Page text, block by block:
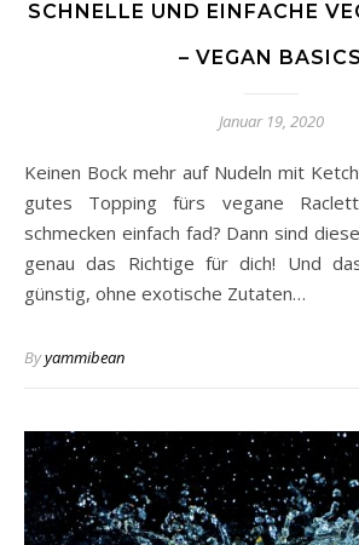
SCHNELLE UND EINFACHE
– VEGAN BASICS
Januar 19, 2020
Keinen Bock mehr auf Nudeln mit Ketchup? Du kennst kein
gutes Topping fürs vegane
schmecken einfach fad? Dann sind
genau das Richtige für dich! Und
günstig, ohne exotische Zutaten…
Byyammibean